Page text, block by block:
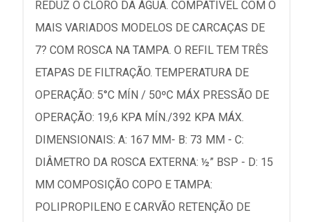
REDUZ O CLORO DA ÁGUA. COMPATÍVEL COM O
MAIS VARIADOS MODELOS DE CARCAÇAS DE
7? COM ROSCA NA TAMPA. O REFIL TEM TRÊS
ETAPAS DE FILTRAÇÃO. TEMPERATURA DE
OPERAÇÃO: 5°C MÍN / 50ºC MÁX PRESSÃO DE
OPERAÇÃO: 19,6 KPA MÍN./392 KPA MÁX.
DIMENSIONAIS: A: 167 MM- B: 73 MM - C:
DIÂMETRO DA ROSCA EXTERNA: ½” BSP - D: 15
MM COMPOSIÇÃO COPO E TAMPA:
POLIPROPILENO E CARVÃO RETENÇÃO DE